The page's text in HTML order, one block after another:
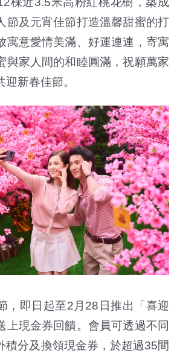
節及元宵佳節打造溫馨甜蜜的打
寓意愛情美滿、好運連連，寄寓
與家人間的和睦圓滿，祝願萬家
新春佳節。
，即日起至2月28日推出「喜迎
上現金券回饋。會員可透過不同
積分及換領現金券，於超過35間